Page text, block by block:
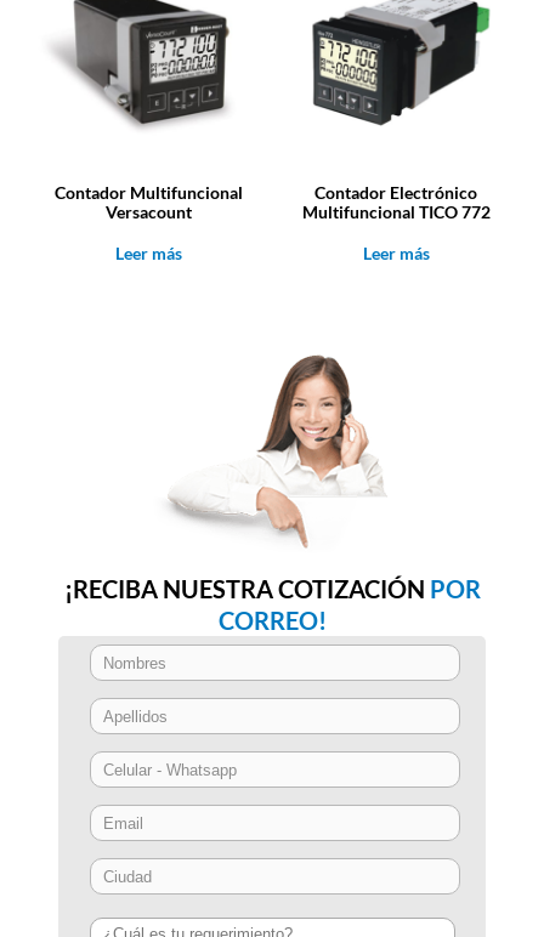
Contador Multifuncional
Versacount
Leer más
Contador Electrónico
Multifuncional TICO 772
Leer más
¡RECIBA NUESTRA COTIZACIÓN POR
CORREO!